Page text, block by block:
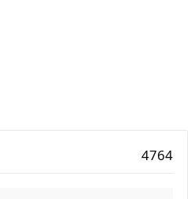
4764